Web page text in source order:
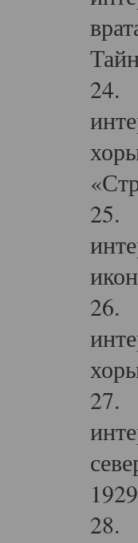
24.
25.
26.
27.
28.